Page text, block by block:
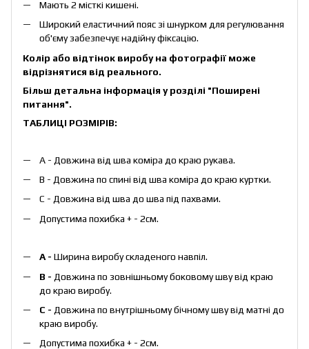
Мають 2 місткі кишені.
Широкий еластичний пояс зі шнурком для регулювання
об'єму забезпечує надійну фіксацію.
Колір або відтінок виробу на фотографії може
відрізнятися від реального.
Більш детальна інформація у розділі "Поширені
питання".
ТАБЛИЦІ РОЗМІРІВ:
А - Довжина від шва коміра до краю рукава.
B - Довжина по спині від шва коміра до краю куртки.
C - Довжина від шва до шва під пахвами.
Допустима похибка + - 2см.
А - Ширина виробу складеного навпіл.
B - Довжина по зовнішньому боковому шву від краю
до краю виробу.
С - Довжина по внутрішньому бічному шву від матні до
краю виробу.
Допустима похибка + - 2см.